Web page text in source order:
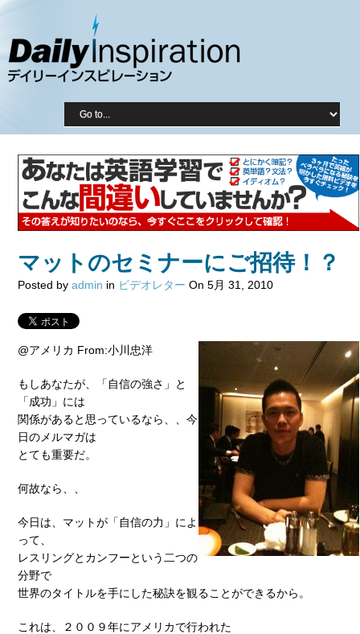
マットのセミナーにご招待！？
Posted by admin in ビデオレター On 5月 31, 2010
@アメリカ From:小川忠洋
もしあなたが、「自信の強さ」と
「成功」には
関係があると思っているなら、、今
日のメルマガは
とても重要だ。
何故なら、、
今日は、マットが「自信の力」によ
って、
レスリングとカンフーという二つの
分野で
世界のタイトルを手にした秘訣を観ることができるから。
これは、２００９年にアメリカで行われた